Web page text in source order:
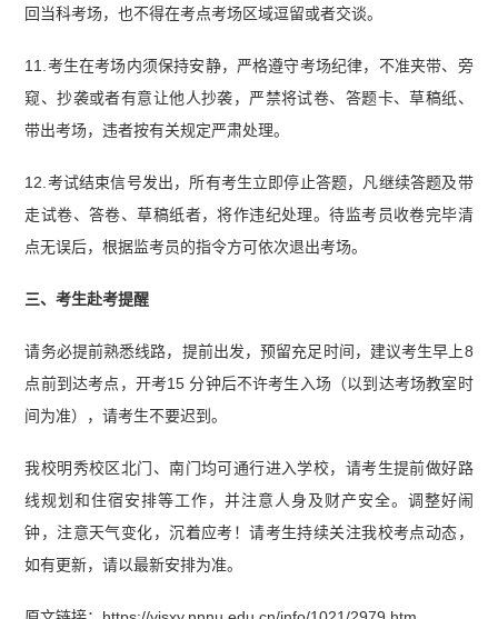
回当科考场，也不得在考点考场区域逗留或者交谈。
11.考生在考场内须保持安静，严格遵守考场纪律，不准夹带、旁
窥、抄袭或者有意让他人抄袭，严禁将试卷、答题卡、草稿纸、
带出考场，违者按有关规定严肃处理。
12.考试结束信号发出，所有考生立即停止答题，凡继续答题及带
走试卷、答卷、草稿纸者，将作违纪处理。待监考员收卷完毕清
点无误后，根据监考员的指令方可依次退出考场。
三、考生赴考提醒
请务必提前熟悉线路，提前出发，预留充足时间，建议考生早上8
点前到达考点，开考15 分钟后不许考生入场（以到达考场教室时
间为准），请考生不要迟到。
我校明秀校区北门、南门均可通行进入学校，请考生提前做好路
线规划和住宿安排等工作，并注意人身及财产安全。调整好闹
钟，注意天气变化，沉着应考！请考生持续关注我校考点动态，
如有更新，请以最新安排为准。